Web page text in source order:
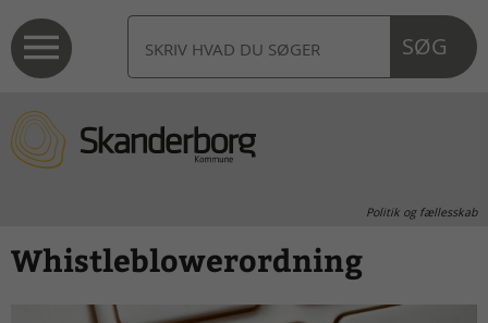
SØG
Politik og fællesskab
Whistleblowerordning